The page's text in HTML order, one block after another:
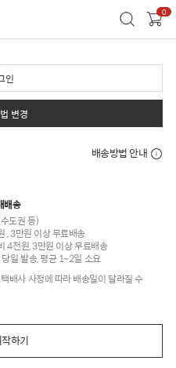
0
인
변경
배송방법 안내
배송
도권 등)
, 3만원 이상 무료배송
4천원, 3만원 이상 무료배송
일 발송, 평균 1~2일 소요
배사 사정에 따라 배송일이 달라질 수
하기